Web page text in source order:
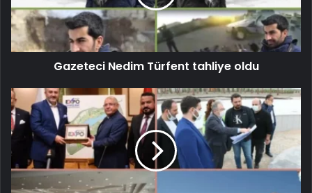
Gazeteci Nedim Türfent tahliye oldu